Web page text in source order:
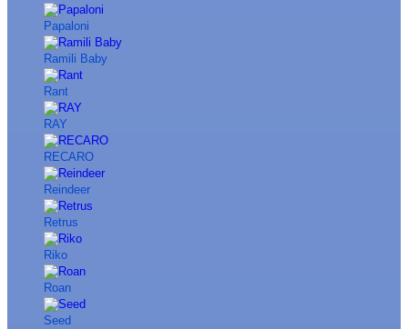
Papaloni
Ramili Baby
Rant
RAY
RECARO
Reindeer
Retrus
Riko
Roan
Seed